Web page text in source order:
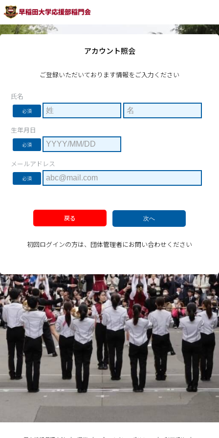
アカウント照会
ご登録いただいております情報をご入力ください
氏名
必須
生年月日
必須
メールアドレス
必須
戻る 次へ
初回ログインの方は、団体管理者にお問い合わせください